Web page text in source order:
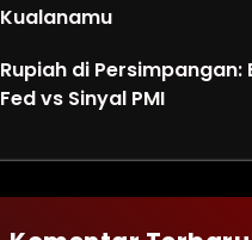
Kualanamu
Rupiah di Persimpangan:
Fed vs Sinyal PMI